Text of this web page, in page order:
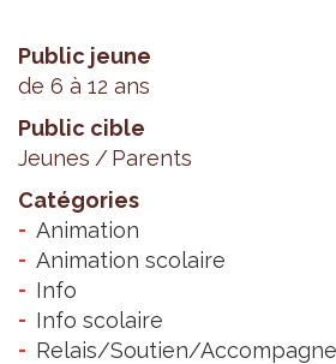
Public jeune
de 6 à 12 ans
Public cible
Jeunes
Parents
Catégories
Animation
Animation scolaire
Info
Info scolaire
Relais/Soutien/